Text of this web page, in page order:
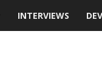
INTERVIEWS